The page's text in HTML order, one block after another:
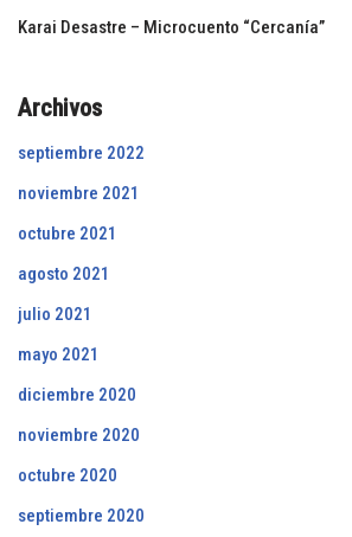
Karai Desastre – Microcuento “Cercanía”
Archivos
septiembre 2022
noviembre 2021
octubre 2021
agosto 2021
julio 2021
mayo 2021
diciembre 2020
noviembre 2020
octubre 2020
septiembre 2020